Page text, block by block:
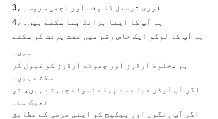
3،
فوری ترسیل کا وقت اور اچھی سروس۔
4،
ہم آپ کا اپنا برانڈ بنا سکتے ہیں۔
ہم آپ کا لوگو ایک خاص رقم میں مفت پرنٹ کر سکتے
ہیں۔
ہم مخلوط آرڈرز اور چھوٹے آرڈرز کو قبول کر
سکتے ہیں۔
اگر آپ آرڈر دینے سے پہلے نمونے چاہتے ہیں، تو
ٹھیک ہے۔
اگر آپ رنگوں اور پیکیج کو اپنی مرضی کے مطابق